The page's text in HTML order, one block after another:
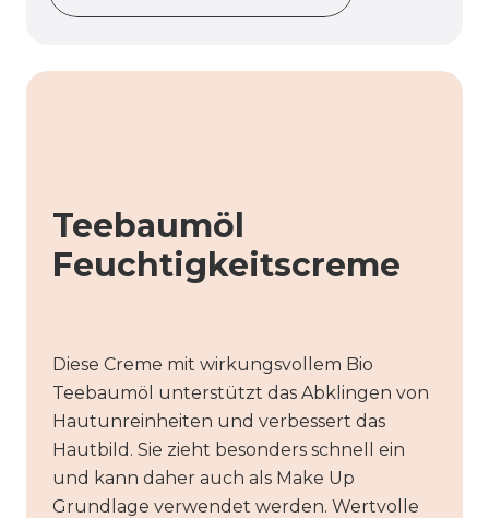
Teebaumöl
Feuchtigkeitscreme
Diese Creme mit wirkungsvollem Bio
Teebaumöl unterstützt das Abklingen von
Hautunreinheiten und verbessert das
Hautbild. Sie zieht besonders schnell ein
und kann daher auch als Make Up
Grundlage verwendet werden. Wertvolle